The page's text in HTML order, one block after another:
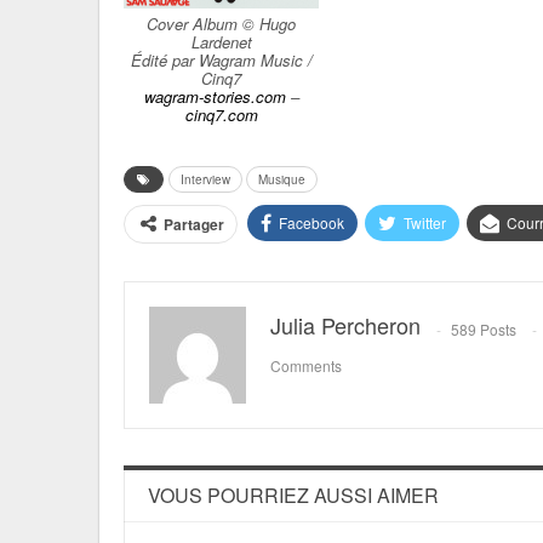
Cover Album © Hugo
Lardenet
Édité par Wagram Music /
Cinq7
wagram-stories.com–
cinq7.com
Interview Musique
Partager Facebook Twitter
Julia Percheron 589 Posts
Comments
VOUS POURRIEZ AUSSI AIMER